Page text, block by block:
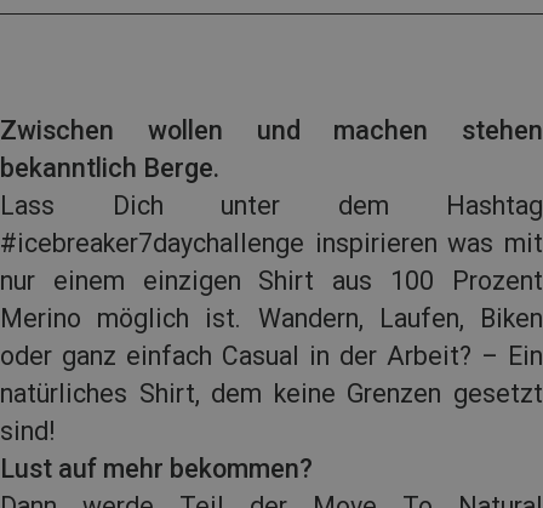
Zwischen wollen und machen stehen
bekanntlich Berge.
Lass Dich unter dem Hashtag
#icebreaker7daychallenge inspirieren was mit
nur einem einzigen Shirt aus 100 Prozent
Merino möglich ist. Wandern, Laufen, Biken
oder ganz einfach Casual in der Arbeit? – Ein
natürliches Shirt, dem keine Grenzen gesetzt
sind!
Lust auf mehr bekommen?